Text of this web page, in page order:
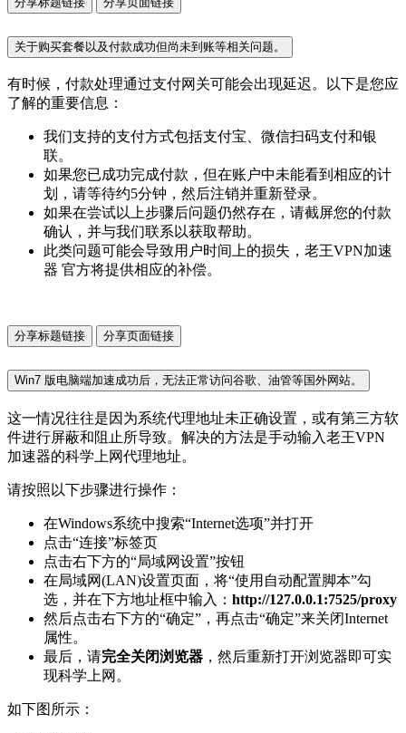
关于购买套餐以及付款成功但尚未到账等相关问题。
有时候，付款处理通过支付网关可能会出现延迟。以下是您应
了解的重要信息：
我们支持的支付方式包括支付宝、微信扫码支付和银
联。
如果您已成功完成付款，但在账户中未能看到相应的计
划，请等待约5分钟，然后注销并重新登录。
如果在尝试以上步骤后问题仍然存在，请截屏您的付款
确认，并与我们联系以获取帮助。
此类问题可能会导致用户时间上的损失，老王VPN加速
器 官方将提供相应的补偿。
分享标题链接 分享页面链接
Win7 版电脑端加速成功后，无法正常访问谷歌、油管等国外网站。
这一情况往往是因为系统代理地址未正确设置，或有第三方软
件进行屏蔽和阻止所导致。解决的方法是手动输入老王VPN
加速器的科学上网代理地址。
请按照以下步骤进行操作：
在Windows系统中搜索“Internet选项”并打开
点击“连接”标签页
点击右下方的“局域网设置”按钮
在局域网(LAN)设置页面，将“使用自动配置脚本”勾
选，并在下方地址框中输入： http://127.0.0.1:7525/proxy
然后点击右下方的“确定”，再点击“确定”来关闭Internet
属性。
最后，请完全关闭浏览器 ，然后重新打开浏览器即可实
现科学上网。
如下图所示：